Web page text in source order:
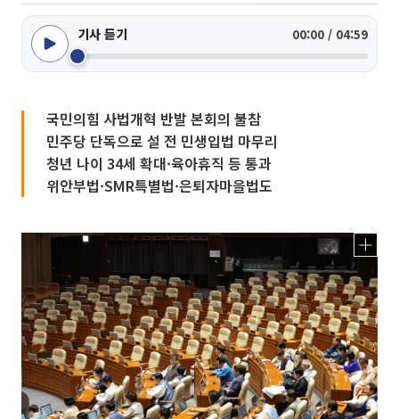
기사 듣기 00:00 / 04:59
국민의힘 사법개혁 반발 본회의 불참
민주당 단독으로 설 전 민생입법 마무리
청년 나이 34세 확대·육아휴직 등 통과
위안부법·SMR특별법·은퇴자마을법도